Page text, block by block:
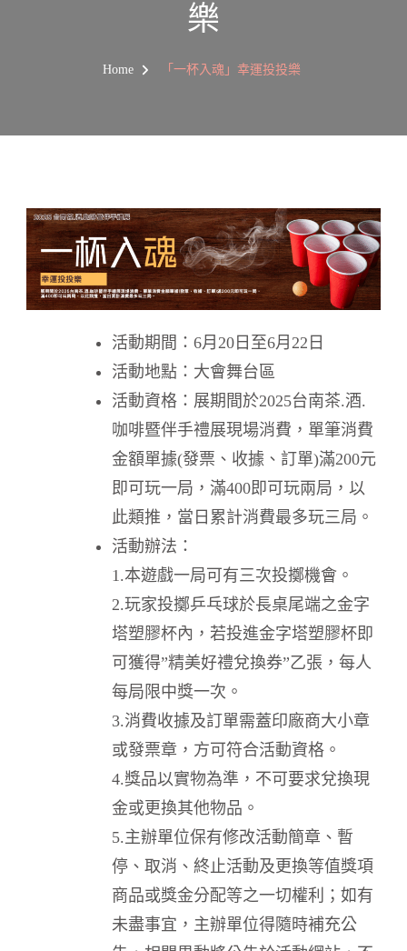
樂
Home 「一杯入魂」幸運投投樂
活動期間：6月20日至6月22日
活動地點：大會舞台區
活動資格：展期間於2025台南茶.酒.
咖啡暨伴手禮展現場消費，單筆消費
金額單據(發票、收據、訂單)滿200元
即可玩一局，滿400即可玩兩局，以
此類推，當日累計消費最多玩三局。
活動辦法：
1.本遊戲一局可有三次投擲機會。
2.玩家投擲乒乓球於長桌尾端之金字
塔塑膠杯內，若投進金字塔塑膠杯即
可獲得”精美好禮兌換券”乙張，每人
每局限中獎一次。
3.消費收據及訂單需蓋印廠商大小章
或發票章，方可符合活動資格。
4.獎品以實物為準，不可要求兌換現
金或更換其他物品。
5.主辦單位保有修改活動簡章、暫
停、取消、終止活動及更換等值獎項
商品或獎金分配等之一切權利；如有
未盡事宜，主辦單位得隨時補充公